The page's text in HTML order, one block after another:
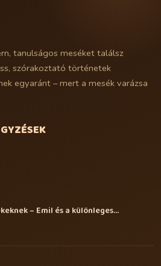
tanulságos meséket találsz
szórakoztató történetek
egyaránt – mert a mesék varázsa
– Emil és a különleges...